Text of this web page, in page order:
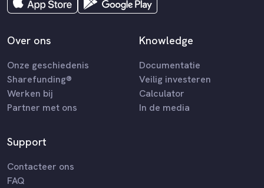
Over ons
Onze geschiedenis
Sharefunding®
Werken bij
Partner met ons
Knowledge
Documentatie
Veilig investeren
Calculator
In de media
Support
Contacteer ons
FAQ